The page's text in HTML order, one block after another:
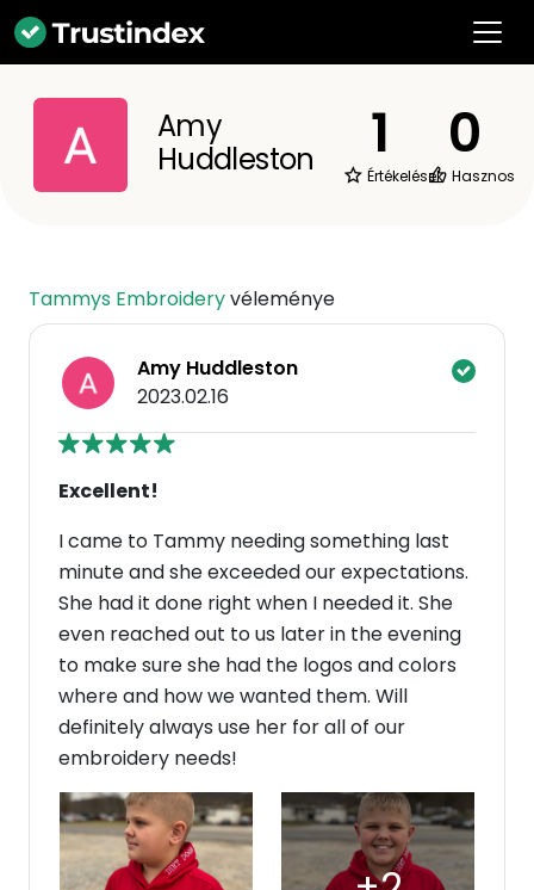
Amy
Huddleston
1
Értékelések
0
Hasznos
Tammys Embroideryvéleménye
Amy Huddleston
2023.02.16
Excellent!
I came to Tammy needing something last
minute and she exceeded our expectations.
She had it done right when I needed it. She
even reached out to us later in the evening
to make sure she had the logos and colors
where and how we wanted them. Will
definitely always use her for all of our
embroidery needs!